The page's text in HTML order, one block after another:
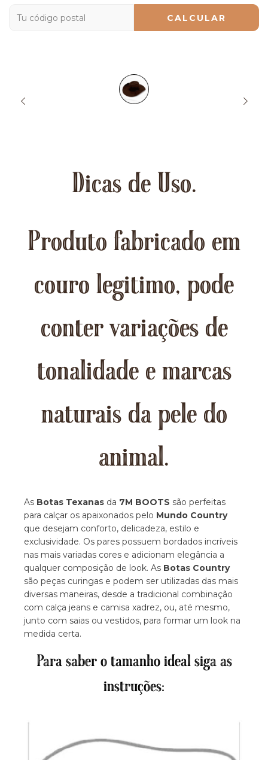
CALCULAR
Dicas de Uso.
Produto fabricado em
couro legitimo, pode
conter variações de
tonalidade e marcas
naturais da pele do
animal.
As Botas Texanas da 7M BOOTS são perfeitas
para calçar os apaixonados pelo Mundo Country
que desejam conforto, delicadeza, estilo e
exclusividade. Os pares possuem bordados incríveis
nas mais variadas cores e adicionam elegância a
qualquer composição de look. As Botas Country
são peças curingas e podem ser utilizadas das mais
diversas maneiras, desde a tradicional combinação
com calça jeans e camisa xadrez, ou, até mesmo,
junto com saias ou vestidos, para formar um look na
medida certa.
Para saber o tamanho ideal siga as
instruções: